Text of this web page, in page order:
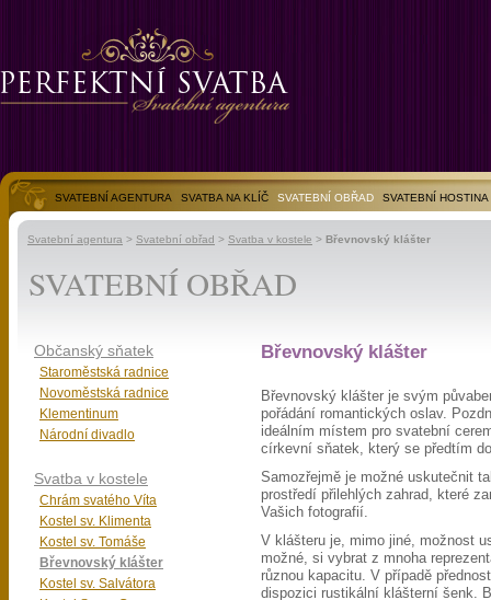
SVATEBNÍ AGENTURA SVATBA NA KLÍČ SVATEBNÍ OBŘAD
SVATEBNÍ HOSTINA
SVATEBNÍ FOTOGALERIE
Svatební agentura > Svatební obřad > Svatba v kostele > Břevnovský klášter
SVATEBNÍ OBŘAD
Břevnovský klášter
Břevnovský klášter je svým
pořádání romantických oslav.
ideálním místem pro svatební
církevní sňatek, který se předtím
Samozřejmě je možné uskutečnit
prostředí přilehlých zahrad, které
Vašich fotografií.
V klášteru je, mimo jiné, možnost
možné, si vybrat z mnoha
různou kapacitu. V případě
dispozici rustikální klášterní šenk.
Občanský sňatek
Staroměstská radnice
Novoměstská radnice
Klementinum
Národní divadlo
Svatba v kostele
Chrám svatého Víta
Kostel sv. Klimenta
Kostel sv. Tomáše
Břevnovský klášter
Kostel sv. Salvátora